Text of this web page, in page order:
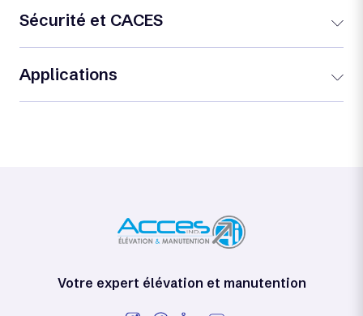
Sécurité et CACES
Applications
Votre expert élévation et manutention